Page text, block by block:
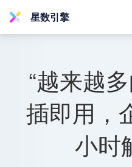
星数引擎
“越来越
插即用，
小时